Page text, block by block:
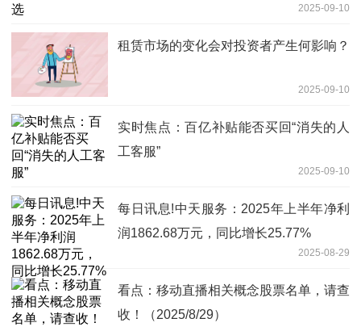
2025-09-10
租赁市场的变化会对投资者产生何影响？
2025-09-10
实时焦点：百亿补贴能否买回“消失的人
工客服”
2025-09-10
每日讯息!中天服务：2025年上半年净利
润1862.68万元，同比增长25.77%
2025-08-29
看点：移动直播相关概念股票名单，请查
收！（2025/8/29）